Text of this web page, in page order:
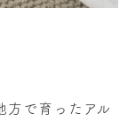
方で育ったアル